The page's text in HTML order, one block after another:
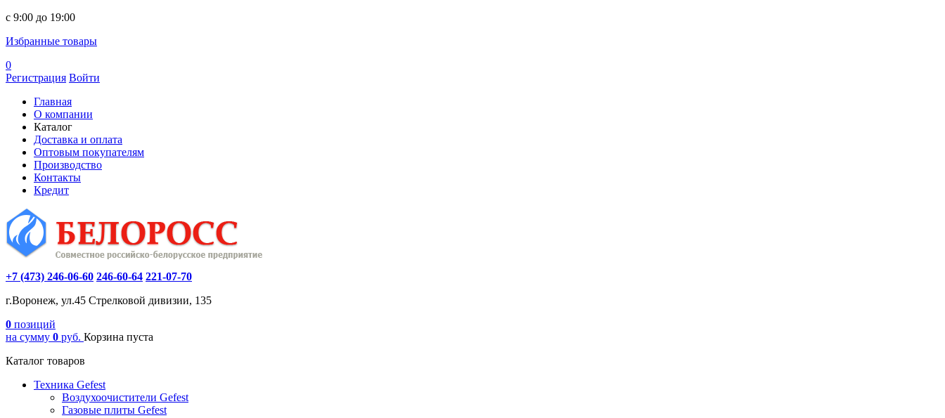
c 9:00 до 19:00
Избранные товары
0
Регистрация Войти
Главная
О компании
Каталог
Доставка и оплата
Оптовым покупателям
Производство
Контакты
Кредит
+7 (473) 246-06-60 246-60-64 221-07-70
г.Воронеж, ул.45 Стрелковой дивизии, 135
0 позиций
на сумму 0 руб. Корзина пуста
Каталог товаров
Техника Gefest
Воздухоочистители Gefest
Газовые плиты Gefest